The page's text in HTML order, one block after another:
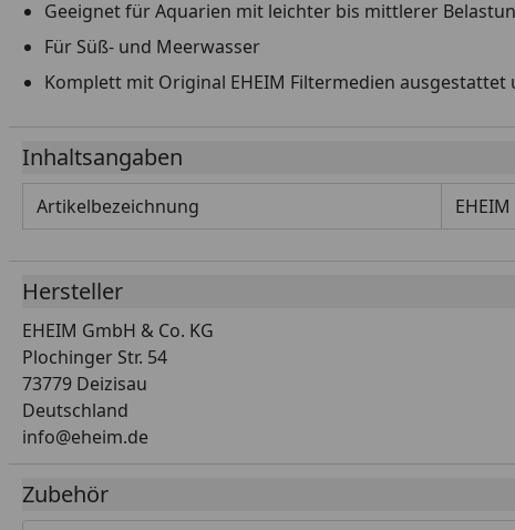
Geeignet für Aquarien mit leichter bis mittlerer
Für Süß- und Meerwasser
Komplett mit Original EHEIM Filtermedien
Inhaltsangaben
Artikelbezeichnung
Hersteller
EHEIM GmbH & Co. KG
Plochinger Str. 54
73779 Deizisau
Deutschland
info@eheim.de
Zubehör